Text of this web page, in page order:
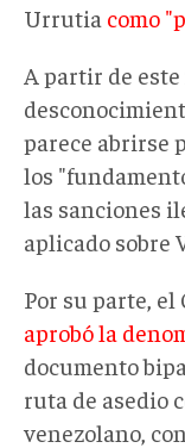
Urrutia como
A partir de
parece abrirse
los
las sanciones
aplicado sobre
Por su parte,
aprobó la
documento
ruta de asedio
venezolano,